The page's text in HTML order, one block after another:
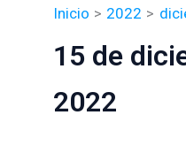
Inicio 2022
15 de
2022